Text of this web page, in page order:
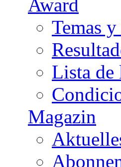
Award
Temas
Lista de
Magazin